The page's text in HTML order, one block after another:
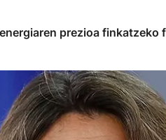
prezioa